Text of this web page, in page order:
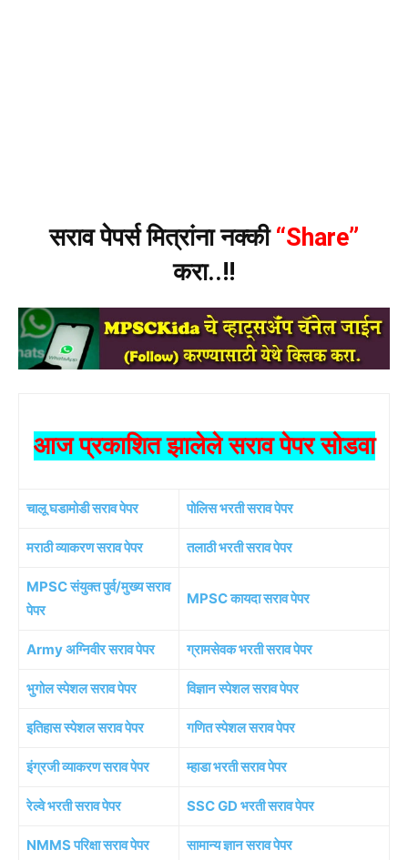
सराव पेपर्स मित्रांना नक्की“Share”
करा..!!
आज प्रकाशित झालेले सराव पेपर सोडवा
चालू घडामोडी सराव पेपर पोलिस भरती सराव पेपर
मराठी व्याकरण सराव पेपर तलाठी भरती सराव पेपर
MPSC संयुक्त पुर्व/मुख्य सराव
पेपर
MPSC कायदा सराव पेपर
Army अग्निवीर सराव पेपर ग्रामसेवक भरती सराव पेपर
भुगोल स्पेशल सराव पेपर विज्ञान स्पेशल सराव पेपर
इतिहास स्पेशल सराव पेपर गणित स्पेशल सराव पेपर
इंग्रजी व्याकरण सराव पेपर म्हाडा भरती सराव पेपर
रेल्वे भरती सराव पेपर SSC GD भरती सराव पेपर
NMMS परिक्षा सराव पेपर सामान्य ज्ञान सराव पेपर